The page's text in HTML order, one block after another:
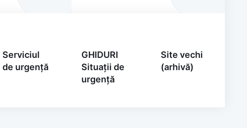
Serviciul
de urgență
GHIDURI
Situații de
urgență
Site vechi
(arhivă)